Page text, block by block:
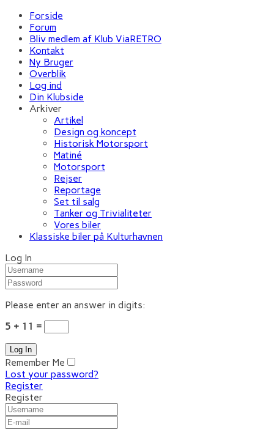
Forside
Forum
Bliv medlem af Klub ViaRETRO
Kontakt
Ny Bruger
Overblik
Log ind
Din Klubside
Arkiver
Artikel
Design og koncept
Historisk Motorsport
Matiné
Motorsport
Rejser
Reportage
Set til salg
Tanker og Trivialiteter
Vores biler
Klassiske biler på Kulturhavnen
Log In
Please enter an answer in digits:
5 + 11 =
Remember Me
Lost your password?
Register
Register